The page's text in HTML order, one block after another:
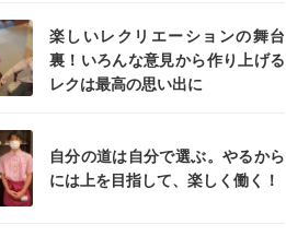
楽しいレクリエーションの舞台
裏！いろんな意見から作り上げる
レクは最高の思い出に
自分の道は自分で選ぶ。やるから
には上を目指して、楽しく働く！